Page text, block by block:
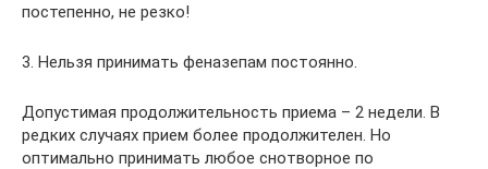
постепенно, не резко!
3. Нельзя принимать феназепам постоянно.
Допустимая продолжительность приема – 2 недели. В
редких случаях прием более продолжителен. Но
оптимально принимать любое снотворное по